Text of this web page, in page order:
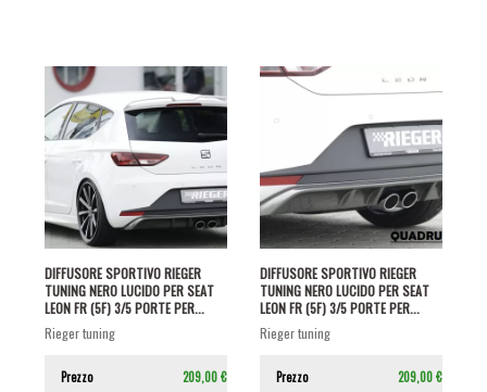
DIFFUSORE SPORTIVO RIEGER
TUNING NERO LUCIDO PER SEAT
LEON FR (5F) 3/5 PORTE PER...
rieger tuning
Prezzo 209,00 €
DIFFUSORE SPORTIVO RIEGER
TUNING NERO LUCIDO PER SEAT
LEON FR (5F) 3/5 PORTE PER...
rieger tuning
Prezzo 209,00 €